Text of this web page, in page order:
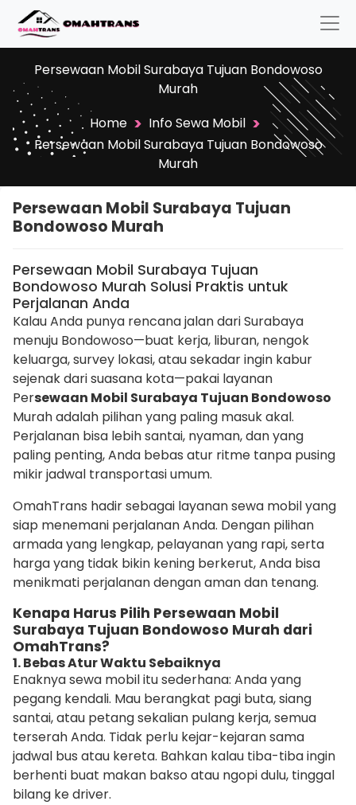
Persewaan Mobil Surabaya Tujuan Bondowoso
Murah
Home > Info Sewa Mobil >
Persewaan Mobil Surabaya Tujuan Bondowoso
Murah
Persewaan Mobil Surabaya Tujuan
Bondowoso Murah
Persewaan Mobil Surabaya Tujuan
Bondowoso Murah Solusi Praktis untuk
Perjalanan Anda
Kalau Anda punya rencana jalan dari Surabaya
menuju Bondowoso—buat kerja, liburan, nengok
keluarga, survey lokasi, atau sekadar ingin kabur
sejenak dari suasana kota—pakai layanan
Persewaan Mobil Surabaya Tujuan Bondowoso
Murah adalah pilihan yang paling masuk akal.
Perjalanan bisa lebih santai, nyaman, dan yang
paling penting, Anda bebas atur ritme tanpa pusing
mikir jadwal transportasi umum.
OmahTrans hadir sebagai layanan sewa mobil yang
siap menemani perjalanan Anda. Dengan pilihan
armada yang lengkap, pelayanan yang rapi, serta
harga yang tidak bikin kening berkerut, Anda bisa
menikmati perjalanan dengan aman dan tenang.
Kenapa Harus Pilih Persewaan Mobil
Surabaya Tujuan Bondowoso Murah dari
OmahTrans?
1. Bebas Atur Waktu Sebaiknya
Enaknya sewa mobil itu sederhana: Anda yang
pegang kendali. Mau berangkat pagi buta, siang
santai, atau petang sekalian pulang kerja, semua
terserah Anda. Tidak perlu kejar-kejaran sama
jadwal bus atau kereta. Bahkan kalau tiba-tiba ingin
berhenti buat makan bakso atau ngopi dulu, tinggal
bilang ke driver.